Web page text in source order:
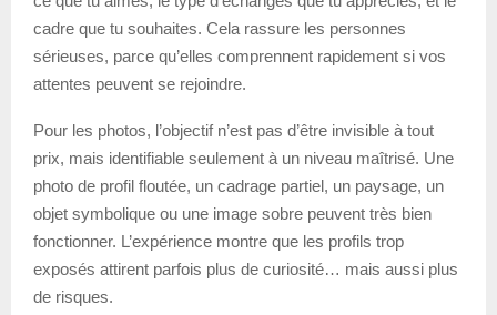
cadre que tu souhaites. Cela rassure les personnes
sérieuses, parce qu’elles comprennent rapidement si vos
attentes peuvent se rejoindre.
Pour les photos, l’objectif n’est pas d’être invisible à tout
prix, mais identifiable seulement à un niveau maîtrisé. Une
photo de profil floutée, un cadrage partiel, un paysage, un
objet symbolique ou une image sobre peuvent très bien
fonctionner. L’expérience montre que les profils trop
exposés attirent parfois plus de curiosité… mais aussi plus
de risques.